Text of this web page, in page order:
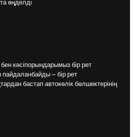
өңделді.
бен кәсіпорындарымыз бір рет
– бір рет
бастап автокөлік бөлшектерінің